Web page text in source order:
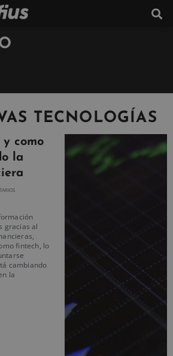
TECNOLOGÍAS
y como
la
gracias al
fintech, lo
cambiando
la